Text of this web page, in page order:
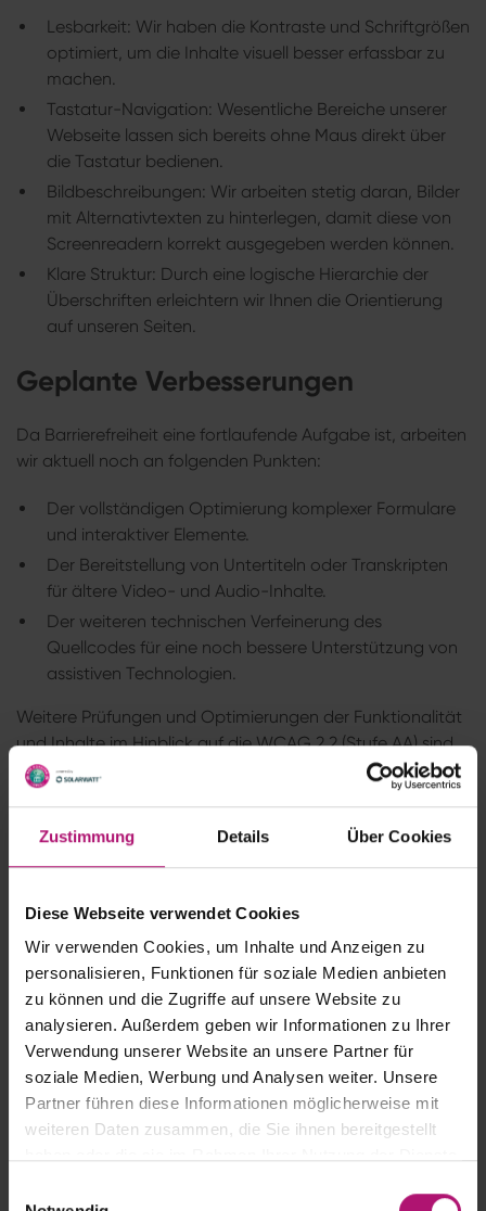
Zustimmung Details Über Cookies
Diese Webseite verwendet Cookies
Wir verwenden Cookies, um Inhalte und Anzeigen zu
personalisieren, Funktionen für soziale Medien anbieten
zu können und die Zugriffe auf unsere Website zu
analysieren. Außerdem geben wir Informationen zu Ihrer
Verwendung unserer Website an unsere Partner für
soziale Medien, Werbung und Analysen weiter. Unsere
Partner führen diese Informationen möglicherweise mit
weiteren Daten zusammen, die Sie ihnen bereitgestellt
Lesbarkeit: Wir haben die Kontraste und Schriftgrößen
optimiert, um die Inhalte visuell besser erfassbar zu
machen.
Tastatur-Navigation: Wesentliche Bereiche unserer
Webseite lassen sich bereits ohne Maus direkt über
die Tastatur bedienen.
Bildbeschreibungen: Wir arbeiten stetig daran, Bilder
mit Alternativtexten zu hinterlegen, damit diese von
Screenreadern korrekt ausgegeben werden können.
Klare Struktur: Durch eine logische Hierarchie der
Überschriften erleichtern wir Ihnen die Orientierung
auf unseren Seiten.
Geplante Verbesserungen
Da Barrierefreiheit eine fortlaufende Aufgabe ist, arbeiten
wir aktuell noch an folgenden Punkten:
Der vollständigen Optimierung komplexer Formulare
und interaktiver Elemente.
Der Bereitstellung von Untertiteln oder Transkripten
für ältere Video- und Audio-Inhalte.
Der weiteren technischen Verfeinerung des
Quellcodes für eine noch bessere Unterstützung von
assistiven Technologien.
Weitere Prüfungen und Optimierungen der Funktionalität
und Inhalte im Hinblick auf die WCAG 2.2 (Stufe AA) sind
geplant und werden schrittweise umgesetzt.
Wir verfolgen das Ziel, die Barrierefreiheit kontinuierlich zu
verbessern. Langfristig ist angestrebt, die Website in allen
Kontakt und Feedback
Adresse: Bad Homburg Open Veranstaltungs-GmbH,
Hölderlinplatz 5, 70193 Stuttgart
E-Mail: info@badhomburg-open.de
Kontaktformular:Formular ausfüllen.
Stand der Erklärung
Diese Erklärung wurde am 07. Mai 2026 erstellt und